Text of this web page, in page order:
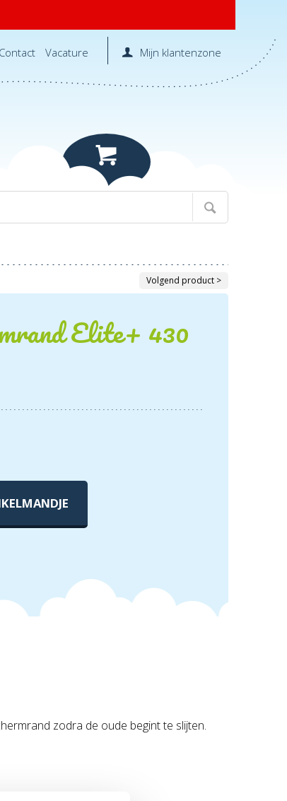
Contact Vacature Mijn klantenzone
Volgend product >
Elite+ 430
zodra de oude begint te slijten.